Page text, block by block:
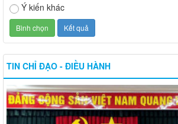
Ý kiến khác
TIN CHỈ ĐẠO - ĐIỀU HÀNH